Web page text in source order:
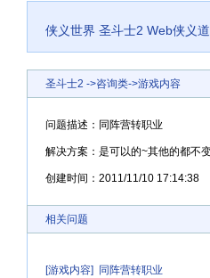
侠义世界 圣斗士2 Web侠义
圣斗士2 ->咨询类->游戏内容
问题描述： 同阵营转职业
解决方案： 是可以的~其他的都不
创建时间： 2011/11/10 17:14:38
相关问题
[游戏内容] 同阵营转职业